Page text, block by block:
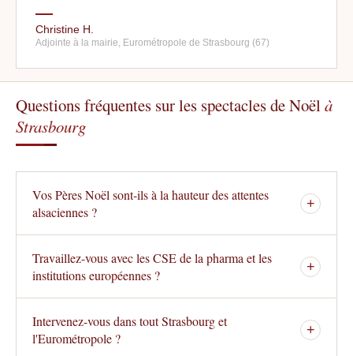
Christine H.
Adjointe à la mairie, Eurométropole de Strasbourg (67)
Questions fréquentes sur les spectacles de Noëlà
Strasbourg
Vos Pères Noël sont-ils à la hauteur des attentes
alsaciennes ?
+
Travaillez-vous avec les CSE de la pharma et les
institutions européennes ?
+
Intervenez-vous dans tout Strasbourg et
l'Eurométropole ?
+